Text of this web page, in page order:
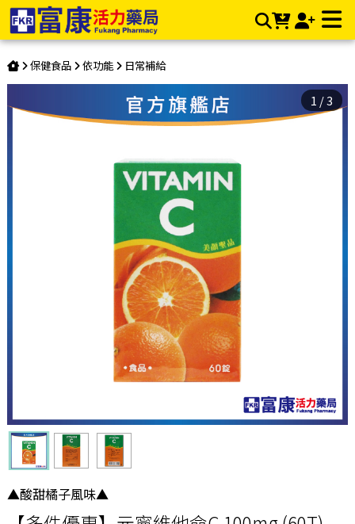
【多件優惠】元寧維他命C 100mg (60T) | 富康活力藥局購物商
保健食品 依功能 日常補給
1 /3
▲酸甜橘子風味▲